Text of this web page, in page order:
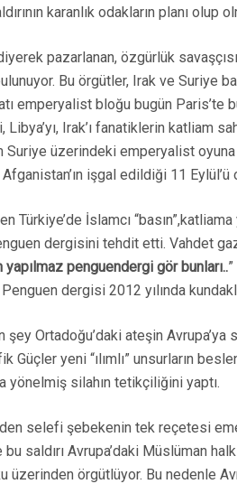
karanlık odakların planı olup
diyerek pazarlanan, özgürlük
Bu örgütler, Irak ve Suriye
emperyalist bloğu bugün Paris’te
Libya’yı, Irak’ı fanatiklerin katliam
Suriye üzerindeki emperyalist
Afganistan’ın işgal edildiği 11
Türkiye’de İslamcı
dergisini tehdit etti. Vahdet
penguendergi gör bunları..
dergisi 2012 yılında
şey Ortadoğu’daki ateşin Avrupa’ya
yeni “ılımlı” unsurların
yönelmiş silahın tetikçiliğini yaptı.
selefi şebekenin tek reçetesi
saldırı Avrupa’daki Müslüman
üzerinden örgütlüyor. Bu nedenle